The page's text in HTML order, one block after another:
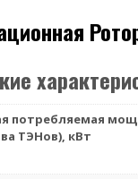
потребляемая
ТЭНов), кВт